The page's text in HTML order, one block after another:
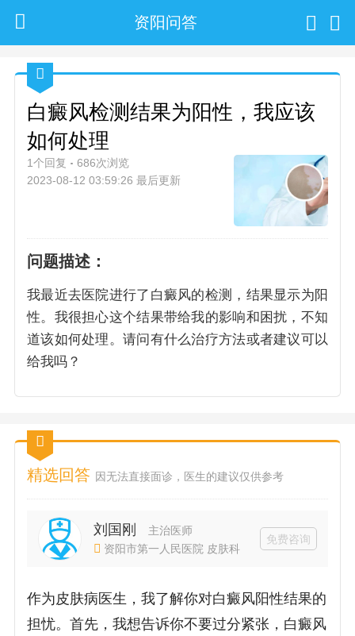
资阳问答
白癜风检测结果为阳性，我应该
如何处理
1个回复
686次浏览
2023-08-12 03:59:26 最后更新
问题描述：
我最近去医院进行了白癜风的检测，结果显示为阳
性。我很担心这个结果带给我的影响和困扰，不知
道该如何处理。请问有什么治疗方法或者建议可以
给我吗？
精选回答 因无法直接面诊，医生的建议仅供参考
刘国刚
主治医师
资阳市第一人民医院 皮肤科
免费咨询
作为皮肤病医生，我了解你对白癜风阳性结果的
担忧。首先，我想告诉你不要过分紧张，白癜风